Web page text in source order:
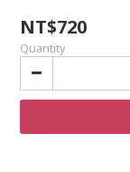
NT$720
Quantity